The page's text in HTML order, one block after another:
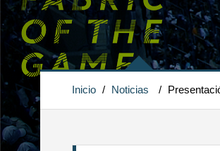
Inicio / Noticias /